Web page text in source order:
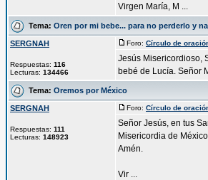
Virgen María, M ...
Tema: Oren por mi bebe... para no perderlo y
SERGNAH
Respuestas: 116
Lecturas: 134466
Foro: Círculo de
Jesús Misericordioso,
bebé de Lucía. Señor
Tema: Oremos por México
SERGNAH
Respuestas: 111
Lecturas: 148923
Foro: Círculo de
Señor Jesús, en tus
Misericordia de
Amén.
Vir ...